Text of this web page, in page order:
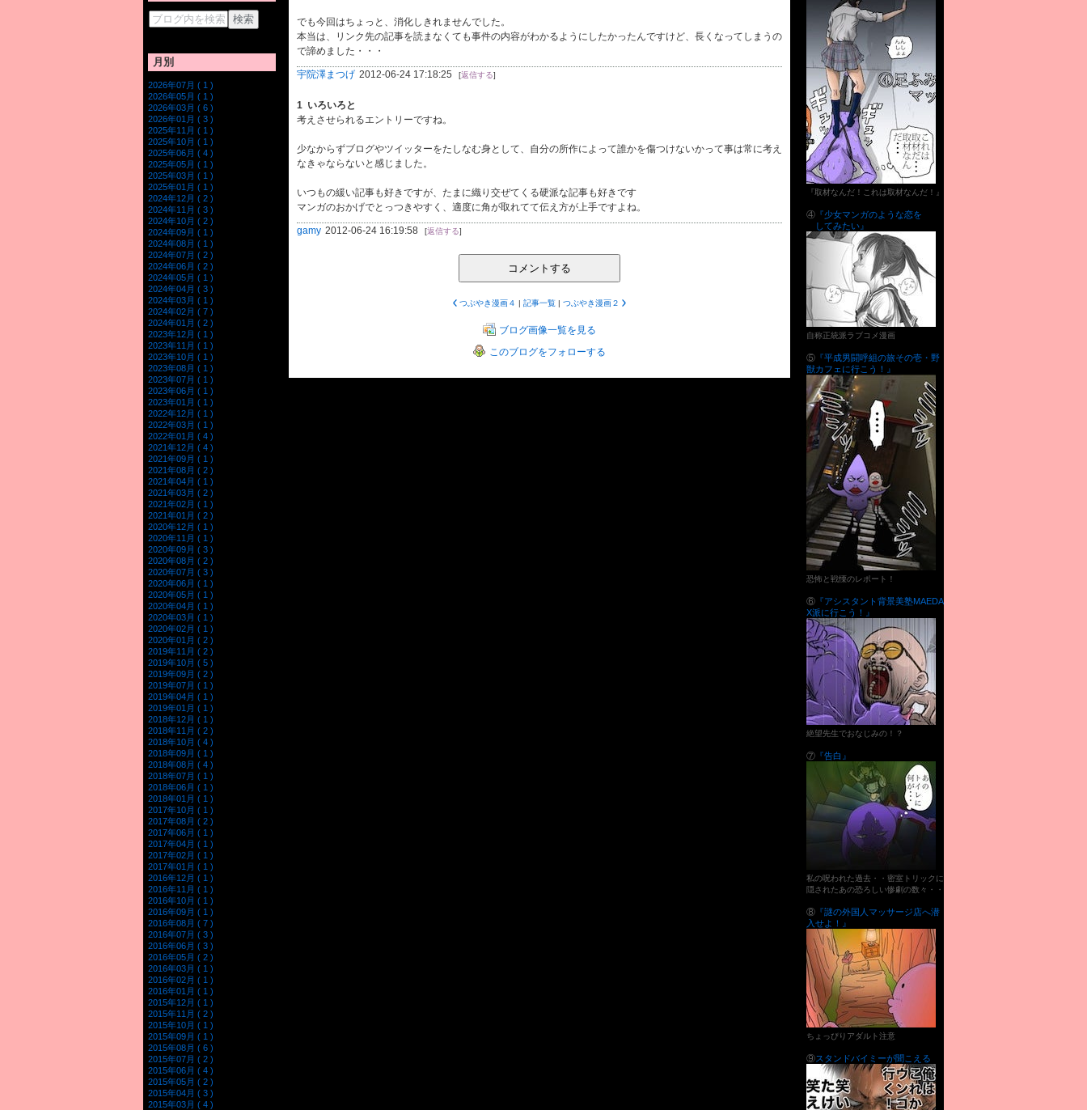
月別
2026年07月 ( 1 )
2026年05月 ( 1 )
2026年03月 ( 6 )
2026年01月 ( 3 )
2025年11月 ( 1 )
2025年10月 ( 1 )
2025年06月 ( 4 )
2025年05月 ( 1 )
2025年03月 ( 1 )
2025年01月 ( 1 )
2024年12月 ( 2 )
2024年11月 ( 3 )
2024年10月 ( 2 )
2024年09月 ( 1 )
2024年08月 ( 1 )
2024年07月 ( 2 )
2024年06月 ( 2 )
2024年05月 ( 1 )
2024年04月 ( 3 )
2024年03月 ( 1 )
2024年02月 ( 7 )
2024年01月 ( 2 )
2023年12月 ( 1 )
2023年11月 ( 1 )
2023年10月 ( 1 )
2023年08月 ( 1 )
2023年07月 ( 1 )
2023年06月 ( 1 )
2023年01月 ( 1 )
2022年12月 ( 1 )
2022年03月 ( 1 )
2022年01月 ( 4 )
2021年12月 ( 4 )
2021年09月 ( 1 )
2021年08月 ( 2 )
2021年04月 ( 1 )
2021年03月 ( 2 )
2021年02月 ( 1 )
2021年01月 ( 2 )
2020年12月 ( 1 )
2020年11月 ( 1 )
2020年09月 ( 3 )
2020年08月 ( 2 )
2020年07月 ( 3 )
2020年06月 ( 1 )
2020年05月 ( 1 )
2020年04月 ( 1 )
2020年03月 ( 1 )
2020年02月 ( 1 )
2020年01月 ( 2 )
2019年11月 ( 2 )
2019年10月 ( 5 )
2019年09月 ( 2 )
2019年07月 ( 1 )
2019年04月 ( 1 )
2019年01月 ( 1 )
2018年12月 ( 1 )
2018年11月 ( 2 )
2018年10月 ( 4 )
2018年09月 ( 1 )
2018年08月 ( 4 )
2018年07月 ( 1 )
2018年06月 ( 1 )
2018年01月 ( 1 )
2017年10月 ( 1 )
2017年08月 ( 2 )
2017年06月 ( 1 )
2017年04月 ( 1 )
2017年02月 ( 1 )
2017年01月 ( 1 )
2016年12月 ( 1 )
2016年11月 ( 1 )
2016年10月 ( 1 )
2016年09月 ( 1 )
2016年08月 ( 7 )
2016年07月 ( 3 )
2016年06月 ( 3 )
2016年05月 ( 2 )
2016年03月 ( 1 )
2016年02月 ( 1 )
2016年01月 ( 1 )
2015年12月 ( 1 )
2015年11月 ( 2 )
2015年10月 ( 1 )
2015年09月 ( 1 )
2015年08月 ( 6 )
2015年07月 ( 2 )
2015年06月 ( 4 )
2015年05月 ( 2 )
2015年04月 ( 3 )
2015年03月 ( 4 )
でも今回はちょっと、消化しきれませんでした。
本当は、リンク先の記事を読まなくても事件の内容がわかるようにしたかったんですけど、長くなってしまうの
で諦めました・・・
宇院澤まつげ 2012-06-24 17:18:25 [返信する]
1 いろいろと
考えさせられるエントリーですね。
少なからずブログやツイッターをたしなむ身として、自分の所作によって誰かを傷つけないかって事は常に考え
なきゃならないと感じました。
いつもの緩い記事も好きですが、たまに織り交ぜてくる硬派な記事も好きです
マンガのおかげでとっつきやすく、適度に角が取れてて伝え方が上手ですよね。
gamy 2012-06-24 16:19:58 [返信する]
コメントする
つぶやき漫画４ | 記事一覧 | つぶやき漫画２
ブログ画像一覧を見る
このブログをフォローする
『取材なんだ！これは取材なんだ！』
④ 『少女マンガのような恋を
してみたい』
自称正統派ラブコメ漫画
⑤ 『平成男闘呼組の旅その壱・野
獣カフェに行こう！』
恐怖と戦慄のレポート！
⑥ 『アシスタント背景美塾MAEDA
X派に行こう！』
絶望先生でおなじみの！？
⑦ 『告白』
私の呪われた過去・・密室トリックに
隠されたあの恐ろしい惨劇の数々・・
⑧ 『謎の外国人マッサージ店へ潜
入せよ！』
ちょっぴりアダルト注意
⑨スタンドバイミーが聞こえる